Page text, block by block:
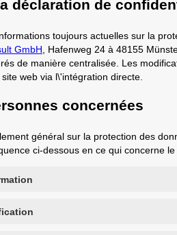
déclaration de
toujours actuelles sur la
GmbH , Hafenweg 24 à 48155
de manière centralisée. Les
web via l\'intégration directe.
concernées
général sur la protection des
ci-dessous en ce qui concerne